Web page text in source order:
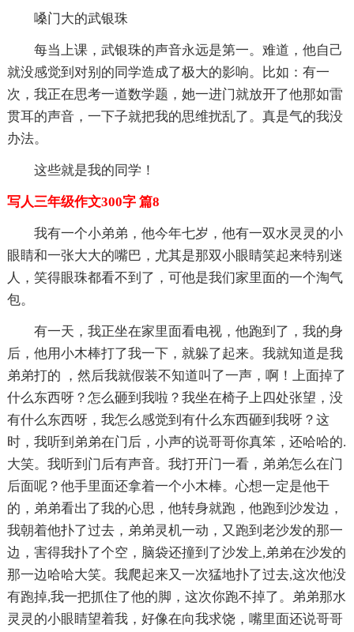
嗓门大的武银珠
每当上课，武银珠的声音永远是第一。难道，他自己
就没感觉到对别的同学造成了极大的影响。比如：有一
次，我正在思考一道数学题，她一进门就放开了他那如雷
贯耳的声音，一下子就把我的思维扰乱了。真是气的我没
办法。
这些就是我的同学！
写人三年级作文300字 篇8
我有一个小弟弟，他今年七岁，他有一双水灵灵的小
眼睛和一张大大的嘴巴，尤其是那双小眼睛笑起来特别迷
人，笑得眼珠都看不到了，可他是我们家里面的一个淘气
包。
有一天，我正坐在家里面看电视，他跑到了，我的身
后，他用小木棒打了我一下，就躲了起来。我就知道是我
弟弟打的 ，然后我就假装不知道叫了一声，啊！上面掉了
什么东西呀？怎么砸到我啦？我坐在椅子上四处张望，没
有什么东西呀，我怎么感觉到有什么东西砸到我呀？这
时，我听到弟弟在门后，小声的说哥哥你真笨，还哈哈的.
大笑。我听到门后有声音。我打开门一看，弟弟怎么在门
后面呢？他手里面还拿着一个小木棒。心想一定是他干
的，弟弟看出了我的心思，他转身就跑，他跑到沙发边，
我朝着他扑了过去，弟弟灵机一动，又跑到老沙发的那一
边，害得我扑了个空，脑袋还撞到了沙发上,弟弟在沙发的
那一边哈哈大笑。我爬起来又一次猛地扑了过去,这次他没
有跑掉,我一把抓住了他的脚，这次你跑不掉了。弟弟那水
灵灵的小眼睛望着我，好像在向我求饶，嘴里面还说哥哥